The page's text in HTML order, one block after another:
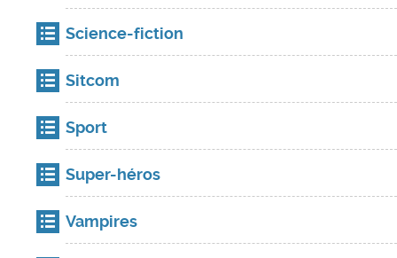
Science-fiction
Sitcom
Sport
Super-héros
Vampires